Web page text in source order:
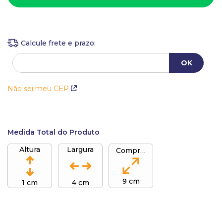
Não sei meu CEP
Medida Total do Produto
Altura
1 cm
Largura
4 cm
Comprimento
9 cm